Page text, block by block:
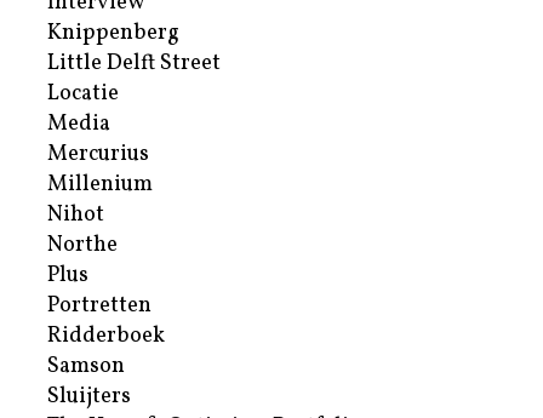
Knippenberg
Little Delft Street
Locatie
Media
Mercurius
Millenium
Nihot
Northe
Plus
Portretten
Ridderboek
Samson
Sluijters